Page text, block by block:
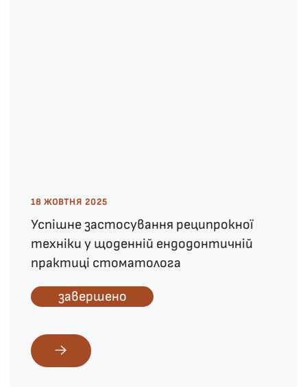
18 ЖОВТНЯ 2025
Успішне застосування реципрокної
техніки у щоденній ендодонтичній
практиці стоматолога
завершено